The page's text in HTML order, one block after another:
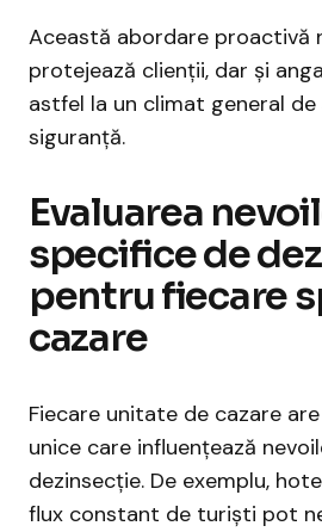
Această abordare proactivă
protejează clienții, dar și
astfel la un climat general
siguranță.
Evaluarea
specifice de
pentru fiecare
cazare
Fiecare unitate de cazare
unice care influențează
dezinsecție. De exemplu,
flux constant de turiști pot